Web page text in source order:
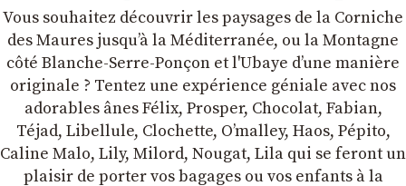
Vous souhaitez découvrir les paysages de la Corniche
des Maures jusqu’à la Méditerranée, ou la Montagne
côté Blanche-Serre-Ponçon et l'Ubaye dʼune manière
originale ? Tentez une expérience géniale avec nos
adorables ânes Félix, Prosper, Chocolat, Fabian,
Téjad, Libellule, Clochette, Oʼmalley, Haos, Pépito,
Caline Malo, Lily, Milord, Nougat, Lila qui se feront un
plaisir de porter vos bagages ou vos enfants à la